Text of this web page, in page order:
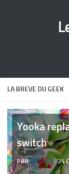
Blog jeux vidéo
Contact
LA BREVE DU GEEK
Yooka
switch
PARNICOLAS· 24